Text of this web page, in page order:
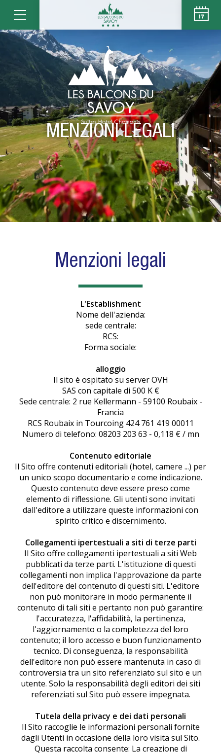
MENZIONI LEGALI
Menzioni legali
L'Establishment
Nome dell'azienda:
sede centrale:
RCS:
Forma sociale:
alloggio
Il sito è ospitato su server OVH
SAS con capitale di 500 K €
Sede centrale: 2 rue Kellermann - 59100 Roubaix -
Francia
RCS Roubaix in Tourcoing 424 761 419 00011
Numero di telefono: 08203 203 63 - 0,118 € / mn
Contenuto editoriale
Il Sito offre contenuti editoriali (hotel, camere ...) per
un unico scopo documentario e come indicazione.
Questo contenuto deve essere preso come
elemento di riflessione. Gli utenti sono invitati
dall'editore a utilizzare queste informazioni con
spirito critico e discernimento.
Collegamenti ipertestuali a siti di terze parti
Il Sito offre collegamenti ipertestuali a siti Web
pubblicati da terze parti. L'istituzione di questi
collegamenti non implica l'approvazione da parte
dell'editore del contenuto di questi siti. L'editore
non può monitorare in modo permanente il
contenuto di tali siti e pertanto non può garantire:
l'accuratezza, l'affidabilità, la pertinenza,
l'aggiornamento o la completezza del loro
contenuto; il loro accesso e buon funzionamento
tecnico. Di conseguenza, la responsabilità
dell'editore non può essere mantenuta in caso di
controversia tra un sito referenziato sul sito e un
utente. Solo la responsabilità degli editori dei siti
referenziati sul Sito può essere impegnata.
Tutela della privacy e dei dati personali
Il Sito raccoglie le informazioni personali fornite
dagli Utenti in occasione della loro visita sul Sito.
Questa raccolta consente: La creazione di